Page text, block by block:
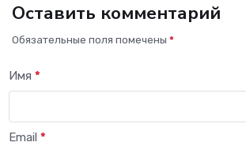
Оставить комментарий
Обязательные поля помечены *
Имя *
Email *